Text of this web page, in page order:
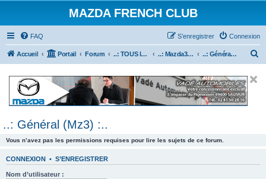
MAZDA FRENCH CLUB
FAQ Connexion
S’enregistrer
Accueil Portail Forum ..: TOUS les Véhicules MAZDA :.. ..: Mazda3 :.. ..: Général (Mz3) :..
e
..: Général (Mz3) :..
Vous n’avez pas les permissions requises pour lire les sujets de ce forum.
CONNEXION • S’ENREGISTRER
Nom d’utilisateur :